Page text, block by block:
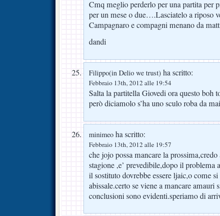
Cmq meglio perderlo per una partita per
per un mese o due….Lasciatelo a riposo
Campagnaro e compagni menano da
dandi
Filippo(in Delio we trust) ha scritto:
Febbraio 13th, 2012 alle 19:54
Salta la partitella Giovedi ora questo boh
però diciamolo s’ha uno sculo roba da
minimeo ha scritto:
Febbraio 13th, 2012 alle 19:57
che jojo possa mancare la
stagione ,e’ prevedibile,dopo il problema
il sostituto dovrebbe essere ljaic,o come
abissale.certo se viene a mancare
conclusioni sono evidenti.speriamo di